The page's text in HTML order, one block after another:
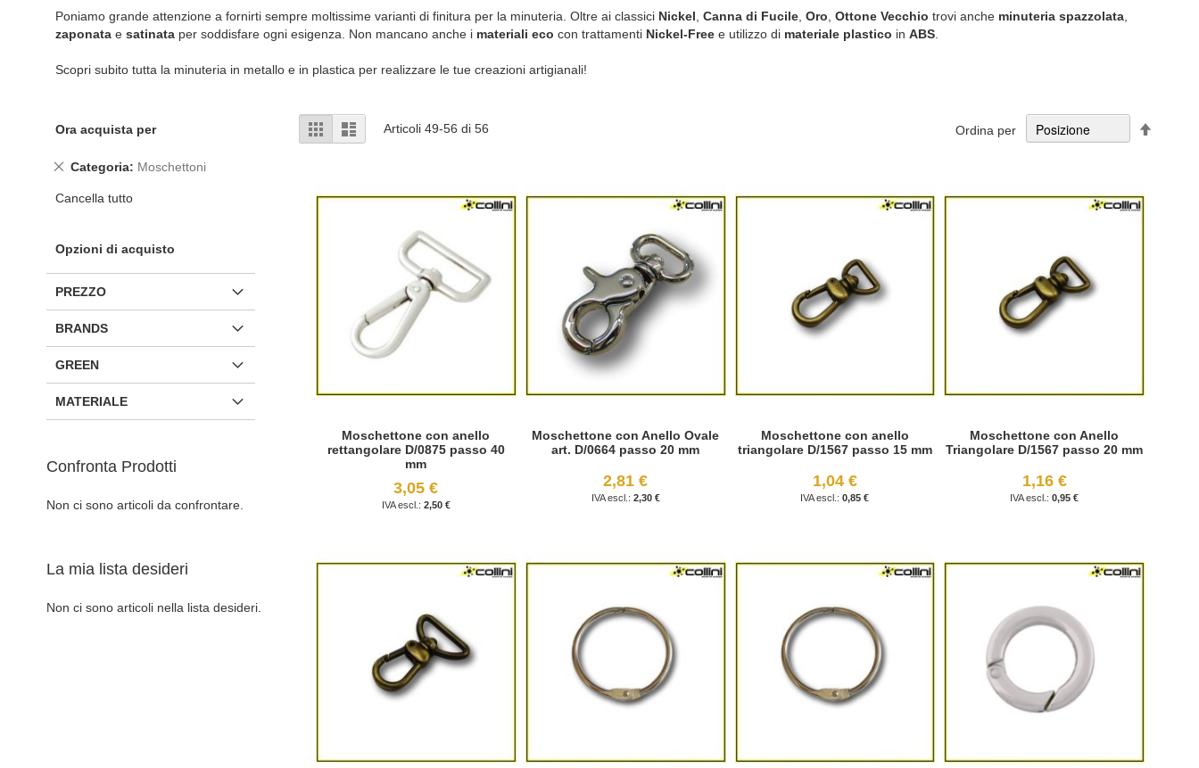
Poniamo grande attenzione a fornirti sempre moltissime varianti di finitura per la minuteria. Oltre ai classici Nickel, Canna di Fucile, Oro, Ottone Vecchio trovi anche minuteria spazzolata,
zaponata e satinata per soddisfare ogni esigenza. Non mancano anche i materiali eco con trattamenti Nickel-Free e utilizzo di materiale plastico in ABS.
Scopri subito tutta la minuteria in metallo e in plastica per realizzare le tue creazioni artigianali!
Mostra
come
GrigliaLista Articoli49-56 di56 Ordina per
Moschettone con anello
rettangolare D/0875 passo 40
mm
3,05 €
2,50 €
LISTA
AL
Moschettone con Anello Ovale
art. D/0664 passo 20 mm
2,81 €
2,30 €
Aggiungi al Carrello
ALLA
LISTA
AGGIUNGI
AL
Moschettone con anello
triangolare D/1567 passo 15 mm
1,04 €
0,85 €
Aggiungi al Carrello
ALLA
LISTA
AGGIUNGI
AL
Moschettone con Anello
Triangolare D/1567 passo 20 mm
1,16 €
0,95 €
Aggiungi al Carrello
ALLA
LISTA
AGGIUNGI
AL
Ora acquista per
Categoria Moschettoni
Rimuovi
articolo
Cancella tutto
Opzioni di acquisto
PREZZO
BRANDS
GREEN
MATERIALE
Confronta Prodotti
Non ci sono articoli da confrontare.
La mia lista desideri
Non ci sono articoli nella lista desideri.